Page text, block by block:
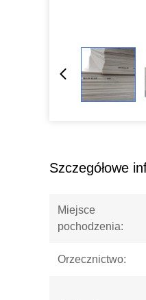
Szczegółowe
Miejsce
pochodzenia:
Orzecznictwo: